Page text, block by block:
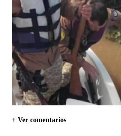
+ Ver comentarios